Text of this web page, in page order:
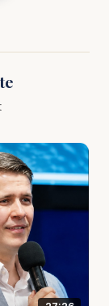
prin
imagine
ușori
ieșirea
adevăruri
Nu
lui